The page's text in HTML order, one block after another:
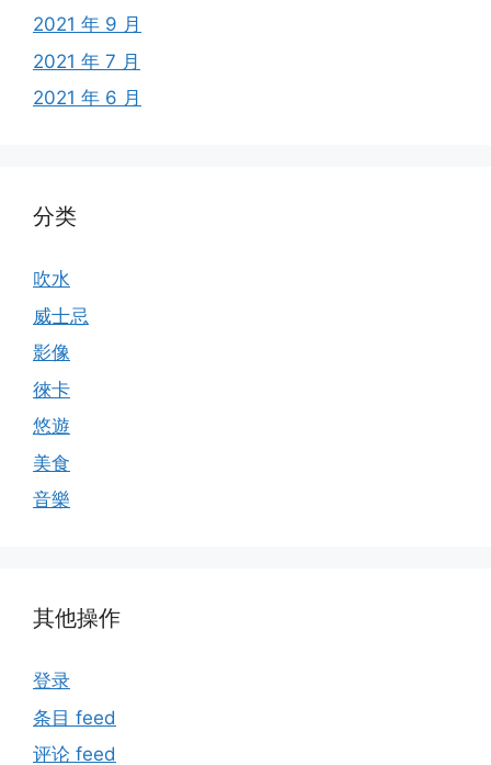
2021 年 9 月
2021 年 7 月
2021 年 6 月
分类
吹水
威士忌
影像
徠卡
悠遊
美食
音樂
其他操作
登录
条目 feed
评论 feed